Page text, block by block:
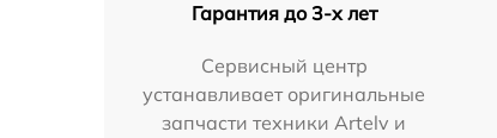
Гарантия до 3-х лет
Сервисный центр
устанавливает оригинальные
запчасти техники Artelv и